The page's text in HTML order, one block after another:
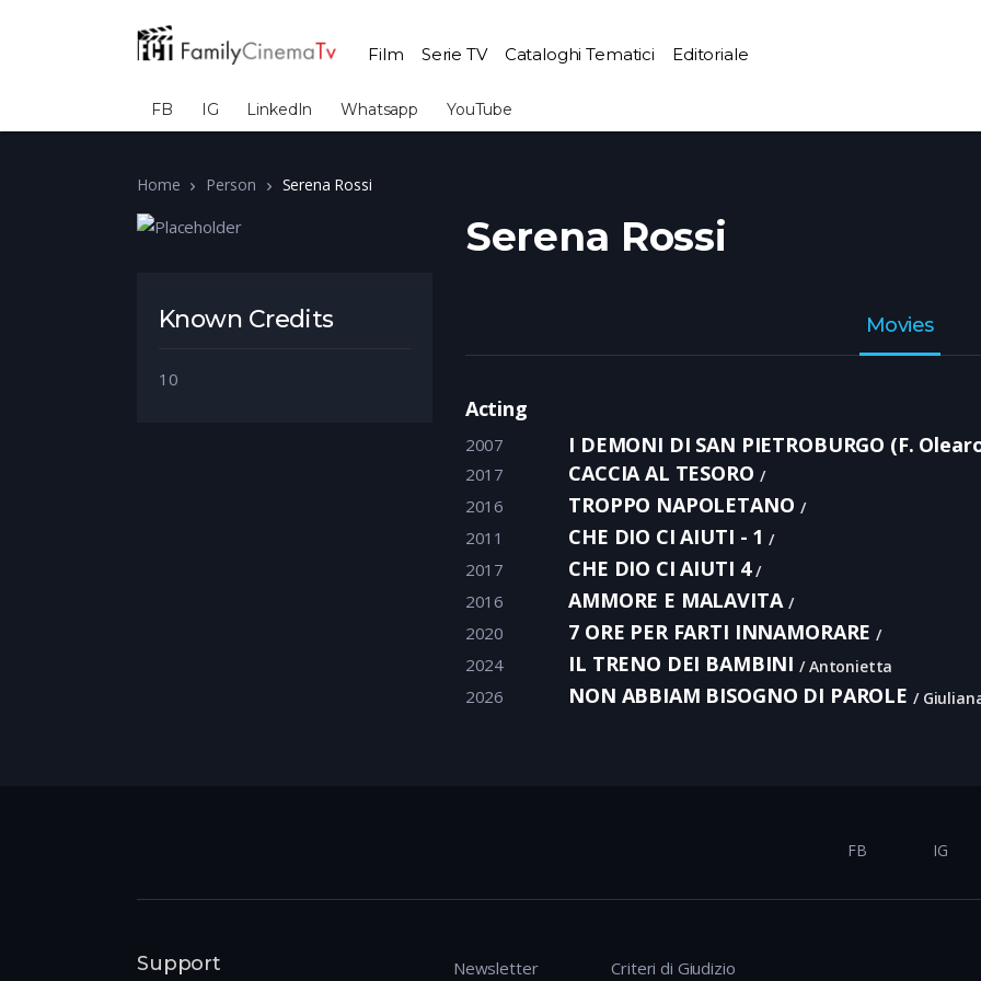
Film Serie TV Cataloghi Tematici Editoriale
FB IG LinkedIn Whatsapp YouTube
Home Person Serena Rossi
Known Credits
10
Serena Rossi
Movies
Acting
2007 I DEMONI DI SAN PIETROBURGO (F.
2017 CACCIA AL TESORO
2016 TROPPO NAPOLETANO
2011 CHE DIO CI AIUTI - 1
2017 CHE DIO CI AIUTI 4
2016 AMMORE E MALAVITA
2020 7 ORE PER FARTI INNAMORARE
2024 IL TRENO DEI BAMBINI Antonietta
2026 NON ABBIAM BISOGNO DI PAROLE
FB IG
Support Newsletter Criteri di Giudizio